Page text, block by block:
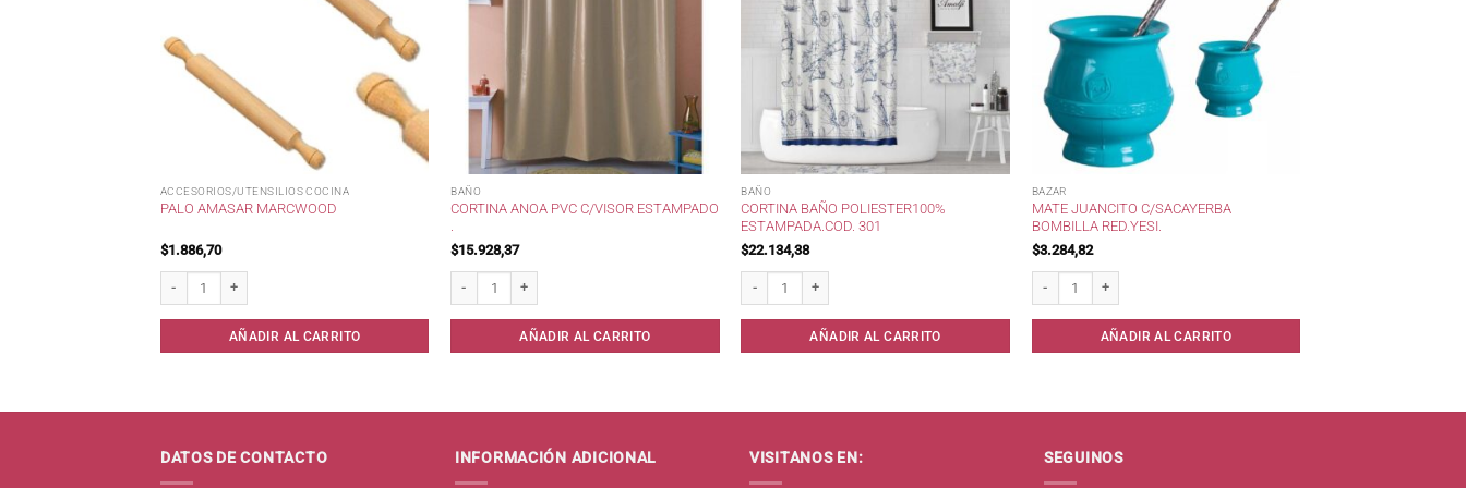
ACCESORIOS/UTENSILIOS COCINA
PALO AMASAR MARCWOOD
$1.886,70
AÑADIR AL CARRITO
BAÑO
CORTINA ANOA PVC C/VISOR ESTAMPADO
$15.928,37
AÑADIR AL CARRITO
BAÑO
CORTINA BAÑO POLIESTER100%
ESTAMPADA.COD. 301
$22.134,38
AÑADIR AL CARRITO
BAZAR
MATE JUANCITO C/SACAYERBA
BOMBILLA RED.YESI.
$3.284,82
AÑADIR AL CARRITO
DATOS DE CONTACTO INFORMACIÓN ADICIONAL VISITANOS EN: SEGUINOS